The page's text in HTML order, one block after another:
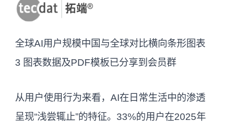
全球AI用户规模中国与全球对比横向条形图表
3 图表数据及PDF模板已分享到会员群
从用户使用行为来看，AI在日常生活中的渗透
呈现“浅尝辄止”的特征。33%的用户在2025年